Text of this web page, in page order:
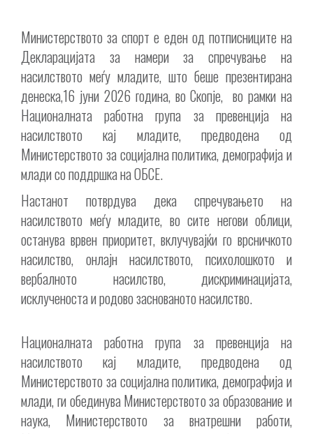
Министерството за спорт е еден од потписниците на
Декларацијата за намери за спречување на
насилството меѓу младите, што беше презентирана
денеска,16 јуни 2026 година, во Скопје, во рамки на
Националната работна група за превенција на
насилството кај младите, предводена од
Министерството за социјална политика, демографија и
млади со поддршка на ОБСЕ.
Настанот потврдува дека спречувањето на
насилството меѓу младите, во сите негови облици,
останува врвен приоритет, вклучувајќи го врсничкото
насилство, онлајн насилството, психолошкото и
вербалното насилство, дискриминацијата,
исклученоста и родово заснованото насилство.
Националната работна група за превенција на
насилството кај младите, предводена од
Министерството за социјална политика, демографија и
млади, ги обединува Министерството за образование и
наука, Министерството за внатрешни работи,